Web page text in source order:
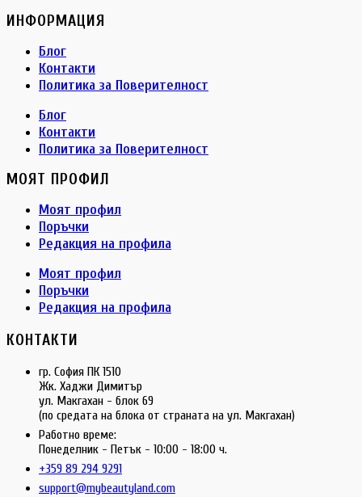
ИНФОРМАЦИЯ
Блог
Контакти
Политика за Поверителност
Блог
Контакти
Политика за Поверителност
МОЯТ ПРОФИЛ
Моят профил
Поръчки
Редакция на профила
Моят профил
Поръчки
Редакция на профила
КОНТАКТИ
гр. София ПК 1510
Жк. Хаджи Димитър
ул. Макгахан - блок 69
(по средата на блока от страната на ул. Макгахан)
Работно време:
Понеделник - Петък - 10:00 - 18:00 ч.
+359 89 294 9291
support@mybeautyland.com